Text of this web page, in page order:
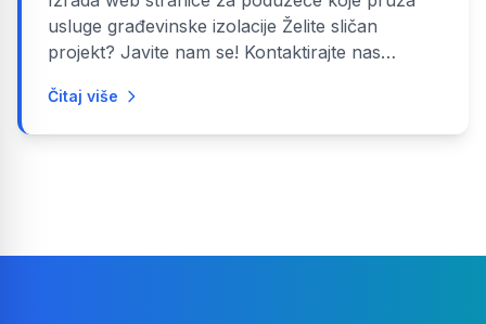
usluge građevinske izolacije Želite sličan
projekt? Javite nam se! Kontaktirajte nas
Čitaj više